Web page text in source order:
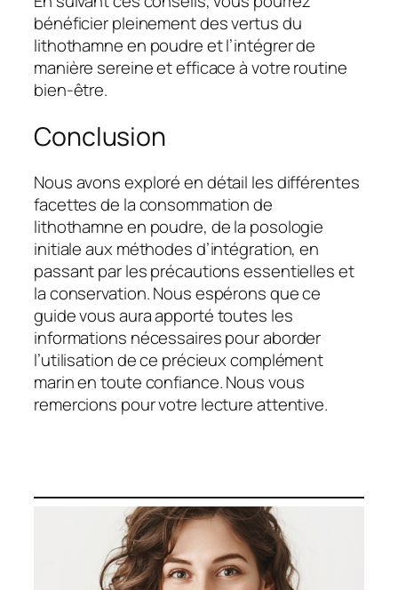
bénéficier pleinement des vertus du
lithothamne en poudre et l’intégrer de
manière sereine et efficace à votre routine
bien-être.
Conclusion
Nous avons exploré en détail les différentes
facettes de la consommation de
lithothamne en poudre, de la posologie
initiale aux méthodes d’intégration, en
passant par les précautions essentielles et
la conservation. Nous espérons que ce
guide vous aura apporté toutes les
informations nécessaires pour aborder
l’utilisation de ce précieux complément
marin en toute confiance. Nous vous
remercions pour votre lecture attentive.